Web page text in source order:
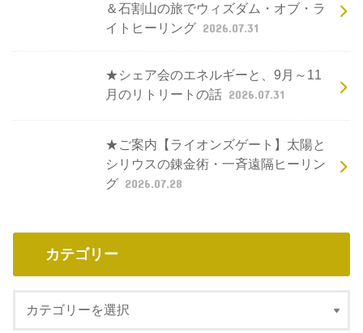
＆石割山の旅でウィズダム・オブ・ラ
イトヒーリング 2026.07.31
★シェア会のエネルギーと、9月～11
月のリトリートの話 2026.07.31
★ご案内【ライオンズゲート】太陽と
シリウスの錬金術・一斉遠隔ヒーリン
グ 2026.07.28
カテゴリー